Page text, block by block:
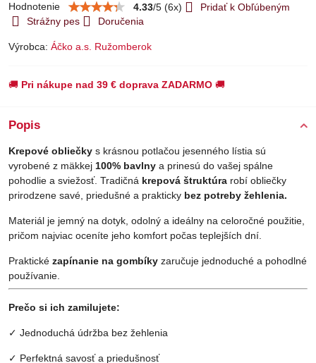
Hodnotenie 4.33/5 (6x)
Pridať k Obľúbeným
Strážny pes
Doručenia
Výrobca: Áčko a.s. Ružomberok
🚚 Pri nákupe nad 39 € doprava ZADARMO 🚚
Popis
Krepové obliečky s krásnou potlačou jesenného lístia sú
vyrobené z mäkkej 100% bavlny a prinesú do vašej spálne
pohodlie a sviežosť. Tradičná krepová štruktúra robí obliečky
prirodzene savé, priedušné a prakticky bez potreby žehlenia.
Materiál je jemný na dotyk, odolný a ideálny na celoročné použitie,
pričom najviac oceníte jeho komfort počas teplejších dní.
Praktické zapínanie na gombíky zaručuje jednoduché a pohodlné
používanie.
Prečo si ich zamilujete:
✓ Jednoduchá údržba bez žehlenia
✓ Perfektná savosť a priedušnosť